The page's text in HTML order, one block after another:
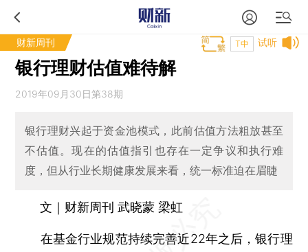
财新周刊 试听
T中
银行理财估值难待解
2019年09月30日第38期
银行理财兴起于资金池模式，此前估值方法粗放甚至
不估值。现在的估值指引也存在一定争议和执行难
度，但从行业长期健康发展来看，统一标准迫在眉睫
文｜财新周刊 武晓蒙 梁虹
在基金行业规范持续完善近22年之后，银行理